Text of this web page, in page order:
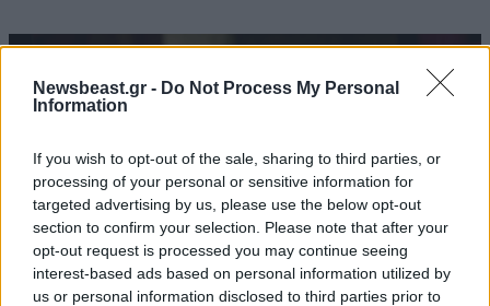
Newsbeast.gr - Do Not Process My Personal
Information
If you wish to opt-out of the sale, sharing to third parties, or
processing of your personal or sensitive information for
targeted advertising by us, please use the below opt-out
section to confirm your selection. Please note that after your
opt-out request is processed you may continue seeing
interest-based ads based on personal information utilized by
us or personal information disclosed to third parties prior to